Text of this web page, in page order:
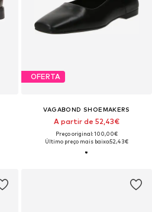
OFERTA
VAGABOND SHOEMAKERS
A partir de 52,43€
Preço original: 100,00€
Último preço mais baixo:52,43€